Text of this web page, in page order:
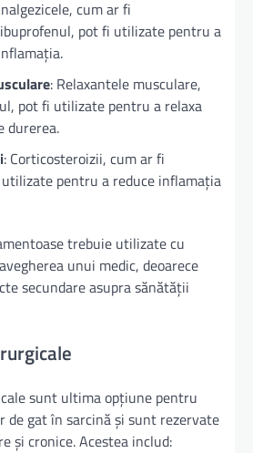
cum ar fi
pot fi utilizate pentru a
: Relaxantele musculare,
pot fi utilizate pentru a relaxa
durerea.
: Corticosteroizii, cum ar fi
pentru a reduce inflamația
trebuie utilizate cu
unui medic, deoarece
secundare asupra sănătății
sunt ultima opțiune pentru
gat în sarcină și sunt rezervate
și cronice. Acestea includ: